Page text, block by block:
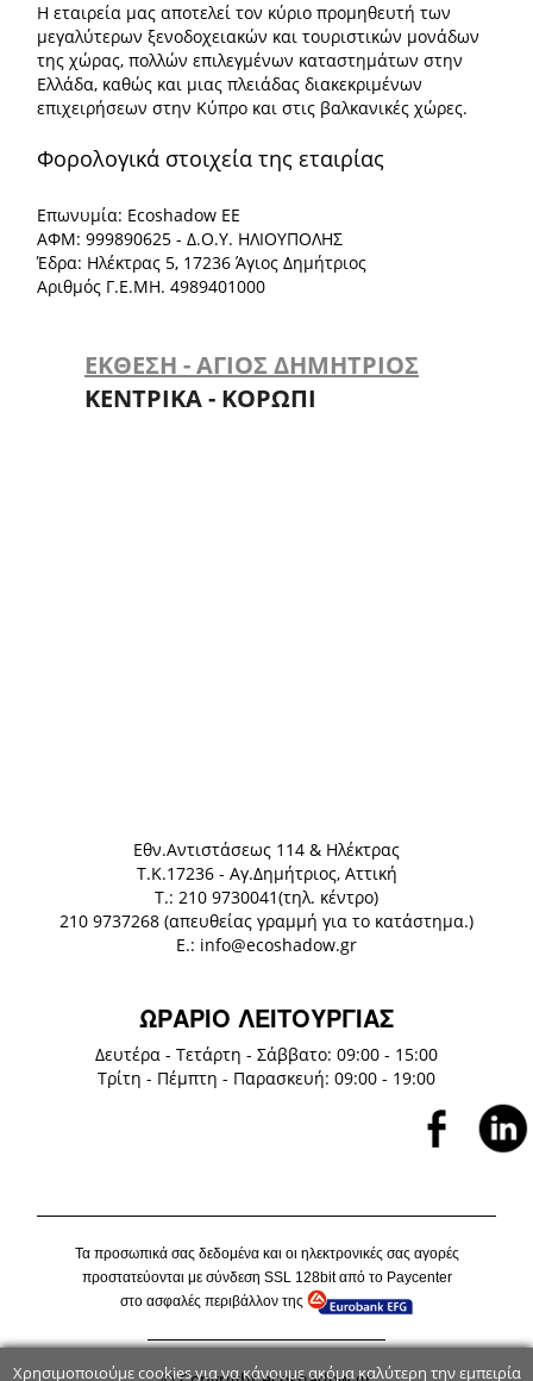
Χρησιμοποιούμε cookies για να κάνουμε ακόμα καλύτερη την εμπειρία
Η εταιρεία μας αποτελεί τον κύριο προμηθευτή των
μεγαλύτερων ξενοδοχειακών και τουριστικών μονάδων
της χώρας, πολλών επιλεγμένων καταστημάτων στην
Ελλάδα, καθώς και μιας πλειάδας διακεκριμένων
επιχειρήσεων στην Κύπρο και στις βαλκανικές χώρες.
Φορολογικά στοιχεία της εταιρίας
Επωνυμία: Ecoshadow ΕΕ
ΑΦΜ: 999890625 - Δ.Ο.Υ. ΗΛΙΟΥΠΟΛΗΣ
Έδρα: Ηλέκτρας 5, 17236 Άγιος Δημήτριος
Αριθμός Γ.Ε.ΜΗ. 4989401000
ΕΚΘΕΣΗ - ΑΓΙΟΣ ΔΗΜΗΤΡΙΟΣ
ΚΕΝΤΡΙΚΑ - ΚΟΡΩΠΙ
Eθν.Αντιστάσεως 114 & Ηλέκτρας
Τ.Κ.17236 - Αγ.Δημήτριος, Αττική
Τ.: 210 9730041(τηλ. κέντρο)
210 9737268 (απευθείας γραμμή για το κατάστημα.)
E.: info@ecoshadow.gr
ΩΡΑΡΙΟ ΛΕΙΤΟΥΡΓΙΑΣ
Δευτέρα - Τετάρτη - Σάββατο: 09:00 - 15:00
Τρίτη - Πέμπτη - Παρασκευή: 09:00 - 19:00
Τα προσωπικά σας δεδομένα και οι ηλεκτρονικές σας αγορές
προστατεύονται με σύνδεση SSL128bit από το Paycenter
στο ασφαλές περιβάλλον της